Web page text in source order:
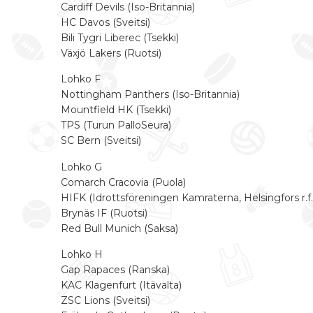
Cardiff Devils (Iso-Britannia)
HC Davos (Sveitsi)
Bili Tygri Liberec (Tsekki)
Växjö Lakers (Ruotsi)
Lohko F
Nottingham Panthers (Iso-Britannia)
Mountfield HK (Tsekki)
TPS (Turun PalloSeura)
SC Bern (Sveitsi)
Lohko G
Comarch Cracovia (Puola)
HIFK (Idrottsföreningen Kamraterna, Helsingfors
Brynäs IF (Ruotsi)
Red Bull Munich (Saksa)
Lohko H
Gap Rapaces (Ranska)
KAC Klagenfurt (Itävalta)
ZSC Lions (Sveitsi)